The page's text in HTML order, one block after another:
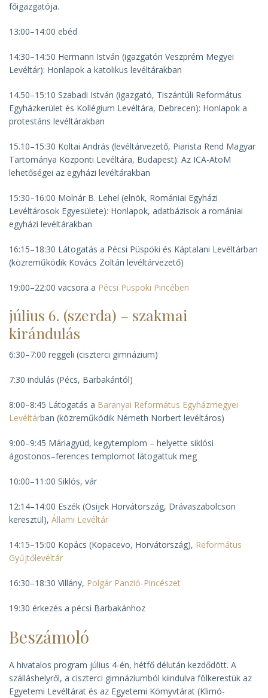
főigazgatója.
13:00–14:00 ebéd
14:30–14:50 Hermann István (igazgatón Veszprém Megyei
Levéltár): Honlapok a katolikus levéltárakban
14.50–15:10 Szabadi István (igazgató, Tiszántúli Református
Egyházkerület és Kollégium Levéltára, Debrecen): Honlapok a
protestáns levéltárakban
15.10–15:30 Koltai András (levéltárvezető, Piarista Rend Magyar
Tartománya Központi Levéltára, Budapest): Az ICA-AtoM
lehetőségei az egyházi levéltárakban
15:30–16:00 Molnár B. Lehel (elnök, Romániai Egyházi
Levéltárosok Egyesülete): Honlapok, adatbázisok a romániai
egyházi levéltárakban
16:15–18:30 Látogatás a Pécsi Püspöki és Káptalani Levéltárban
(közreműködik Kovács Zoltán levéltárvezető)
19:00–22:00 vacsora a Pécsi Püspöki Pincében
július 6. (szerda) – szakmai
kirándulás
6:30–7:00 reggeli (ciszterci gimnázium)
7:30 indulás (Pécs, Barbakántól)
8:00–8:45 Látogatás a Baranyai Református Egyházmegyei
Levéltárban (közreműködik Németh Norbert levéltáros)
9:00–9:45 Máriagyüd, kegytemplom – helyette siklósi
ágostonos–ferences templomot látogattuk meg
10:00–11:00 Siklós, vár
12:14–14:00 Eszék (Osijek Horvátország, Drávaszabolcson
keresztül), Állami Levéltár
14:15–15:00 Kopács (Kopacevo, Horvátország), Református
Gyűjtőlevéltár
16:30–18:30 Villány, Polgár Panzió-Pincészet
19:30 érkezés a pécsi Barbakánhoz
Beszámoló
A hivatalos program július 4-én, hétfő délután kezdődött. A
szálláshelyről, a ciszterci gimnáziumból kiindulva fölkerestük az
Egyetemi Levéltárat és az Egyetemi Kömyvtárat (Klimó-